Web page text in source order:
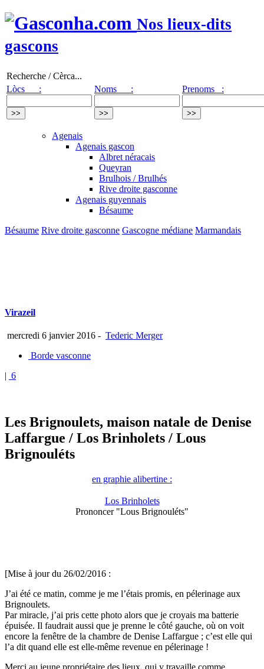
Nos lieux-dits
gascons
Recherche / Cèrca...
Lòcs :
Noms : Prenoms :
Agenais
Agenais gascon
Albret néracais
Queyran
Brulhois / Brulhés
Rive droite gasconne
Agenais guyennais
Bésaume
Bésaume Rive droite gasconne Gascogne médiane Marmandais
Virazeil
mercredi 6 janvier 2016 - Tederic Merger
Borde vasconne
| 6
Les Brignoulets, maison natale de Denise
Laffargue / Los Brinholets / Lous
Brignouléts
en graphie alibertine :
Los Brinholets
Prononcer "Lous Brignouléts"
[Mise à jour du 26/02/2016 :
J’ai été ce matin, comme je me l’étais promis, en pélerinage aux
Brignoulets.
Par miracle, j’ai pris cette photo alors que je croyais ma batterie
épuisée. Il faudrait aussi que je prenne le côté gauche, où on voit
encore la fenêtre de la chambre de Denise Laffargue ; c’est elle qui
l’a dit quand elle est elle-même revenue en pélerinage !